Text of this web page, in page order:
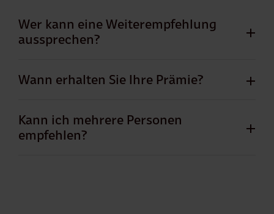
Wer kann eine Weiterempfehlung
aussprechen?
Wann erhalten Sie Ihre Prämie?
Kann ich mehrere Personen
empfehlen?